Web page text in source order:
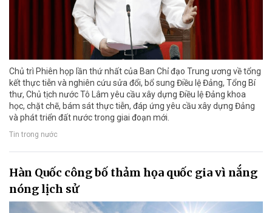
Chủ trì Phiên họp lần thứ nhất của Ban Chỉ đạo Trung ương về tổng
kết thực tiễn và nghiên cứu sửa đổi, bổ sung Điều lệ Đảng, Tổng Bí
thư, Chủ tịch nước Tô Lâm yêu cầu xây dựng Điều lệ Đảng khoa
học, chặt chẽ, bám sát thực tiễn, đáp ứng yêu cầu xây dựng Đảng
và phát triển đất nước trong giai đoạn mới.
Tin trong nước
Hàn Quốc công bố thảm họa quốc gia vì nắng
nóng lịch sử